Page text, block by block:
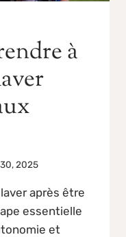
à
2025
après être
essentielle
et